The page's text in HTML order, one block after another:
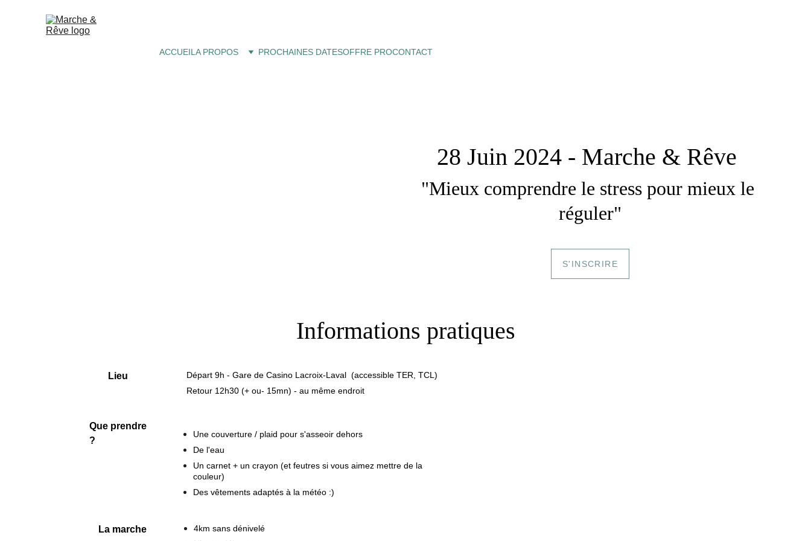
ACCUEIL A PROPOS PROCHAINES DATESOFFRE PROCONTACT
28 Juin 2024 - Marche & Rêve
"Mieux comprendre le stress pour mieux le
réguler"
S'INSCRIRE
Départ 9h - Gare de Casino Lacroix-Laval  (accessible TER, TCL)
Retour 12h30 (+ ou- 15mn) - au même endroit
Informations pratiques
Une couverture / plaid pour s'asseoir dehors
De l'eau
Un carnet + un crayon (et feutres si vous aimez mettre de la
couleur)
Des vêtements adaptés à la météo :)
Lieu
Que prendre
?
La marche
4km sans dénivelé